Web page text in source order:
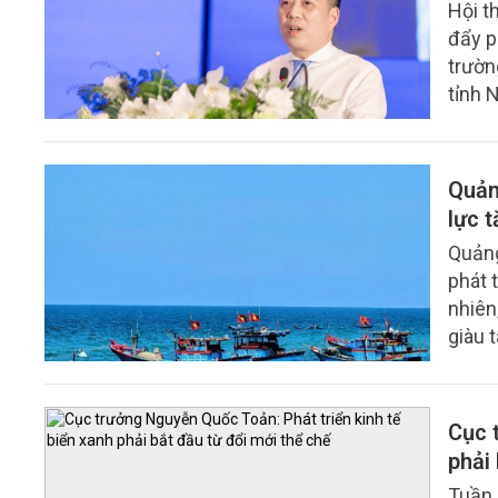
Hội
đẩy
tỉnh
(8/6)
lực
phát
giàu
Cục
phải